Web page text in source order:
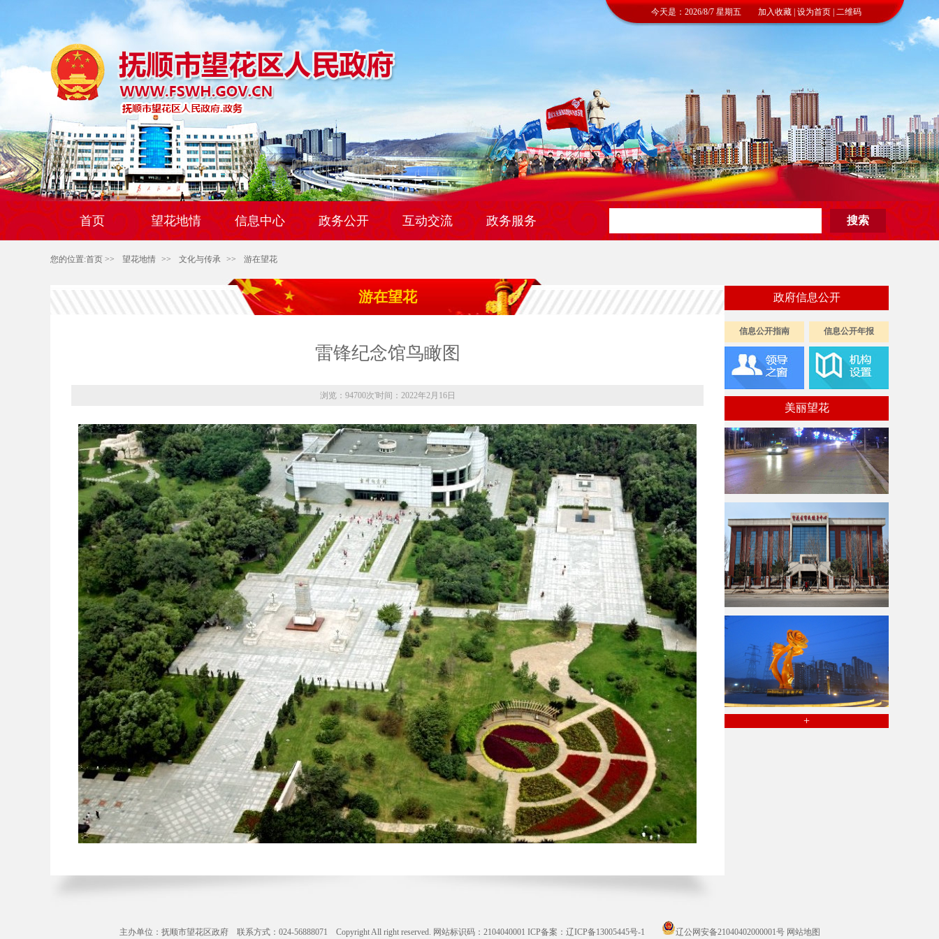
今天是：2026/8/7 星期五 加入收藏 | 设为首页 | 二维码
首页 望花地情 信息中心 政务公开 互动交流 政务服务
您的位置:首页 >> 望花地情 >> 文化与传承 >> 游在望花
游在望花
雷锋纪念馆鸟瞰图
浏览：94700次'时间：2022年2月16日
政府信息公开
信息公开指南 信息公开年报
美丽望花
+
主办单位：抚顺市望花区政府 联系方式：024-56888071 Copyright All right reserved. 网站标识码：2104040001 ICP备案：辽ICP备13005445号-1 辽公网安备21040402000001号 网站地图